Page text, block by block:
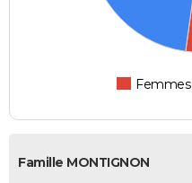
Femmes
Famille MONTIGNON